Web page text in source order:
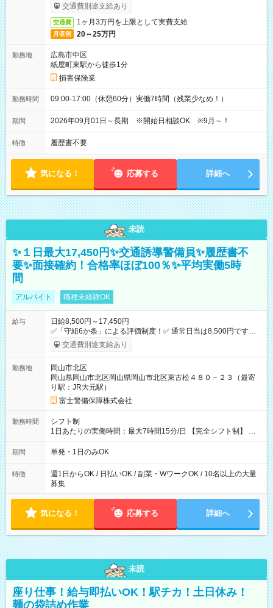
交通費別途支給あり
交通費 1ヶ月3万円を上限として実費支給
月収例 20～25万円
勤務地
広島市中区
紙屋町東駅から徒歩1分
損害保険業
勤務時間 09:00-17:00（休憩60分）実働7時間（残業少なめ！）
期間 2026年09月01日～長期 ※開始日相談OK ※9月～！
特徴 履歴書不要
気になる！ 応募する 詳細へ
未読
✨１日最大17,450円✨交通誘導警備員✨履歴書不
要✨面接確約！合格率ほぼ100％✨平均実働5時
間
アルバイト 職種未経験OK
給与
日給8,500円～17,450円
✅「守組6か条」による評価制度！✅ 通常日当は8,500円ですが
上記評価制度により「S級隊員」と認定されれば10,000円の日当
を支給します。 (1)上記勤務者が交通2級資格者の場合10,000円
14,375円 (3)上記現場が日祝深夜の場合 17,250円 (4)上記勤務
者が現場までの運転者の場合17,250+200円＝17,450円 -----------
------------------------------- *最高日当額 17,450円* （実働時間5
時間の場合、時給3,490円） ------------------------------------------ よ
り上位の資格取得やリーダー手当を取得すると ”さらに”加算さ
れます！ ※日当支給時振込手数料等は一切ありません。 【試用
期間】試用期間なし
交通費別途支給あり
勤務地
岡山市北区
岡山県岡山市北区岡山県岡山市北区東古松４８０－２３（最寄
り駅：JR大元駅）
富士警備保障株式会社
勤務時間
シフト制
1日あたりの実働時間：最大7時間15分/日 【完全シフト制】 例
(1) 8：00~17:00（休憩１h） 例(2) 13:00~16:00（早上がりでも
全額支給！） 例(3) 21:00~5:00（夜勤なら日当1.25倍！！）
期間 単発・1日のみOK
特徴
週1日からOK / 日払いOK / 副業・WワークOK / 10名以上の大量
募集
気になる！ 応募する 詳細へ
未読
座り仕事！給与即払いOK！駅チカ！土日休み！
麺の袋詰め作業